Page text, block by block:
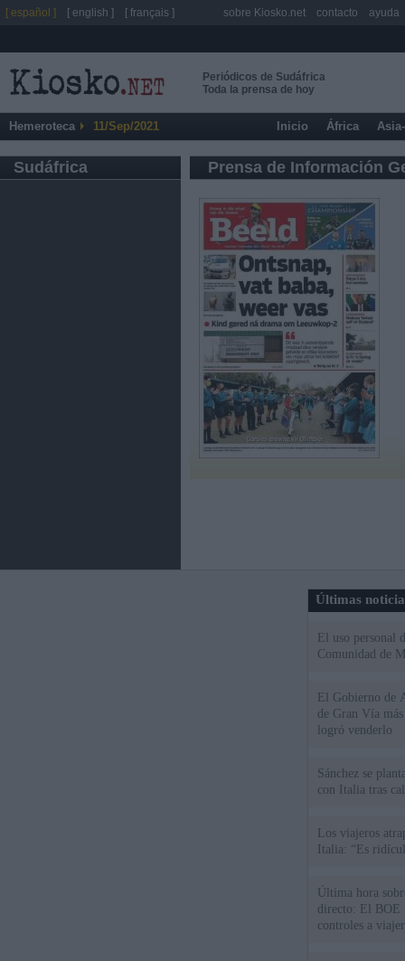
Periódicos de Sudáfrica
Toda la prensa de hoy
Hemeroteca 11/Sep/2021 Inicio África
Sudáfrica Prensa de Información
Últimas
El uso personal
Comunidad de
El Gobierno de
de Gran Vía
logró venderlo
Sánchez se
con Italia tras
Los viajeros
Italia: “Es
Última hora
directo: El BOE
controles a
[ español ] [ english ] [ français ] sobre Kiosko.net contacto ayuda